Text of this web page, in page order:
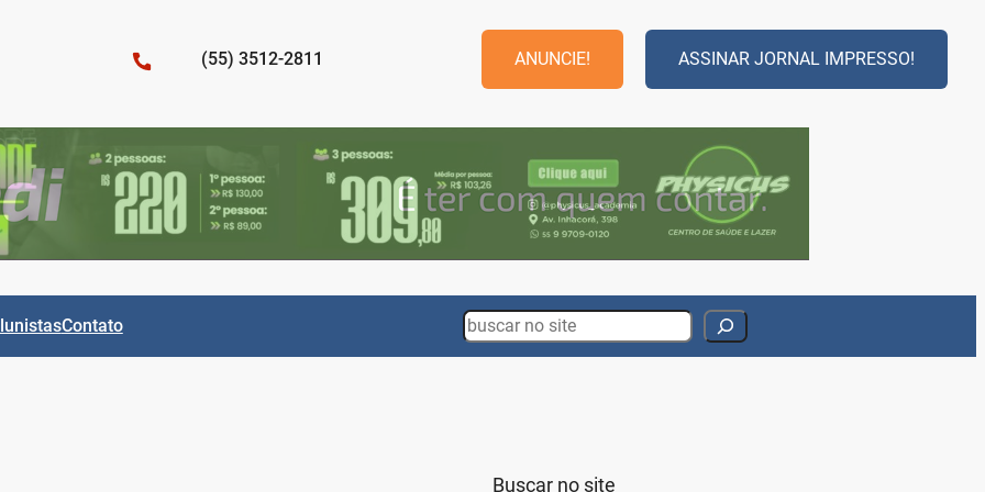
(55) 3512-2811 ANUNCIE! ASSINAR JORNAL IMPRESSO!
Contato Search
Buscar no site